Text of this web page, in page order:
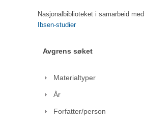
Nasjonalbiblioteket i samarbeid med
Ibsen-studier
Avgrens søket
Materialtyper
År
Forfatter/person